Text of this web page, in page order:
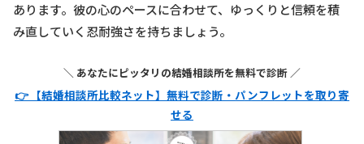
あります。彼の心のペースに合わせて、ゆっくりと信頼を積
み直していく忍耐強さを持ちましょう。
＼ あなたにピッタリの結婚相談所を無料で診断 ／
👉 【結婚相談所比較ネット】無料で診断・パンフレットを取り寄
せる